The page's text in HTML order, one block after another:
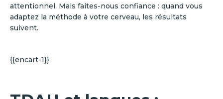
attentionnel. Mais faites-nous confiance : quand vous
adaptez la méthode à votre cerveau, les résultats
suivent.
{{encart-1}}